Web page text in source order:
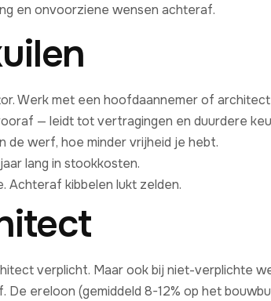
en onvoorziene wensen achteraf.
Werk met een hoofdaannemer of
— leidt tot vertragingen en duurdere
de werf, hoe minder vrijheid je hebt.
lang in stookkosten.
Achteraf kibbelen lukt zelden.
verplicht. Maar ook bij niet-verplichte
ereloon (gemiddeld 8-12% op het